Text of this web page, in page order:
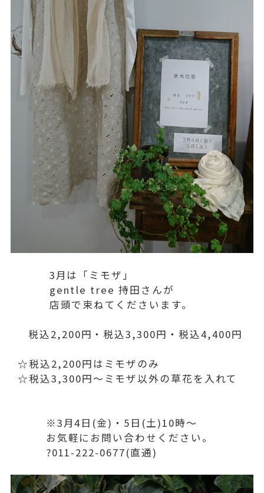
3月は「ミモザ」
gentle tree 持田さんが
店頭で束ねてくださいます。
税込2,200円・税込3,300円・税込4,400円
☆税込2,200円はミモザのみ
☆税込3,300円～ミモザ以外の草花を入れて
※3月4日(金)・5日(土)10時～
お気軽にお問い合わせください。
?011-222-0677(直通)